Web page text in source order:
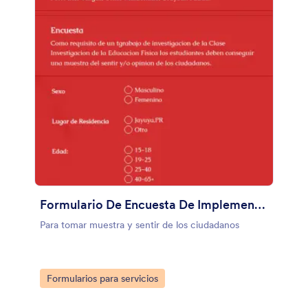
Formulario De Encuesta De Implementación De Gimnasio
Para tomar muestra y sentir de los ciudadanos
Go to Category:
Formularios para servicios